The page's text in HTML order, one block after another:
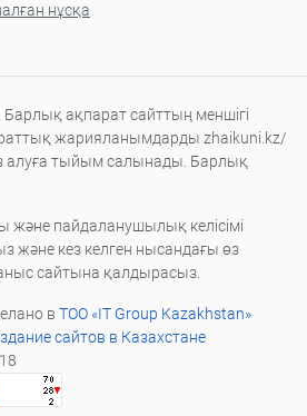
нұсқа
ақпарат сайттың меншігі
жарияланымдарды zhaikuni.kz/
алуға тыйым салынады. Барлық
және пайдаланушылық келісімі
және кез келген нысандағы өз
сайтына қалдырасыз.
в ТОО «IT Group Kazakhstan»
сайтов в Казахстане